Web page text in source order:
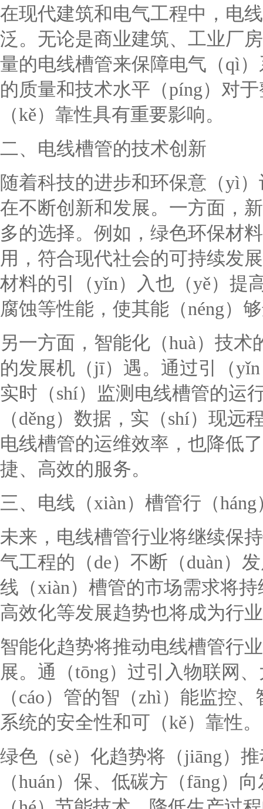
在现代建筑和电气工程中，电
泛。无论是商业建筑、工业厂
量的电线槽管来保障电气（qì
的质量和技术水平（píng）对
（kě）靠性具有重要影响。
二、电线槽管的技术创新
随着科技的进步和环保意（yì
在不断创新和发展。一方面，
多的选择。例如，绿色环保材
用，符合现代社会的可持续发
材料的引（yǐn）入也（yě）提
腐蚀等性能，使其能（néng）
另一方面，智能化（huà）技
的发展机（jī）遇。通过引（
实时（shí）监测电线槽管的运
（děng）数据，实（shí）现
电线槽管的运维效率，也降低
捷、高效的服务。
三、电线（xiàn）槽管行（
未来，电线槽管行业将继续保
气工程的（de）不断（duàn）
线（xiàn）槽管的市场需求将
高效化等发展趋势也将成为行
智能化趋势将推动电线槽管行
展。通（tōng）过引入物联网
（cáo）管的智（zhì）能监控
系统的安全性和可（kě）靠性。
绿色（sè）化趋势将（jiāng）
（huán）保、低碳方（fāng）